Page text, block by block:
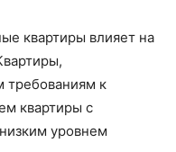
квартиры влияет на
к
квартиры с
уровнем